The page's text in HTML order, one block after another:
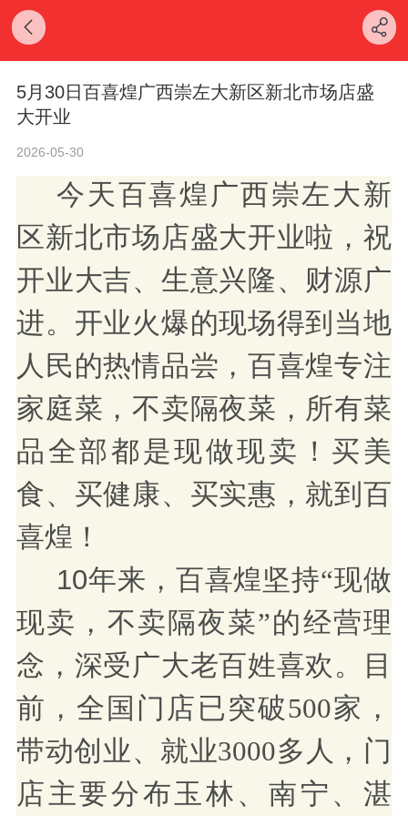
5月30日百喜煌广西崇左大新区新北市场店盛
大开业
2026-05-30
今天百喜煌广西崇左大新
区新北市场店盛大开业啦，祝
开业大吉、生意兴隆、财源广
进。开业火爆的现场得到 当地
人民的热情品尝，百喜煌专注
家庭菜，不卖隔夜菜，所有菜
品全部都是现做现卖！买美
食、买健康、买实惠，就到百
喜煌！
10年来， 百喜煌坚持“现做
现卖 ，不卖隔夜菜”的经营理
念 ， 深受广大老百姓喜欢。
目
前，全国门店已突破500家，
带动创业、就业3000多人，门
店主要分布玉林、南宁、湛